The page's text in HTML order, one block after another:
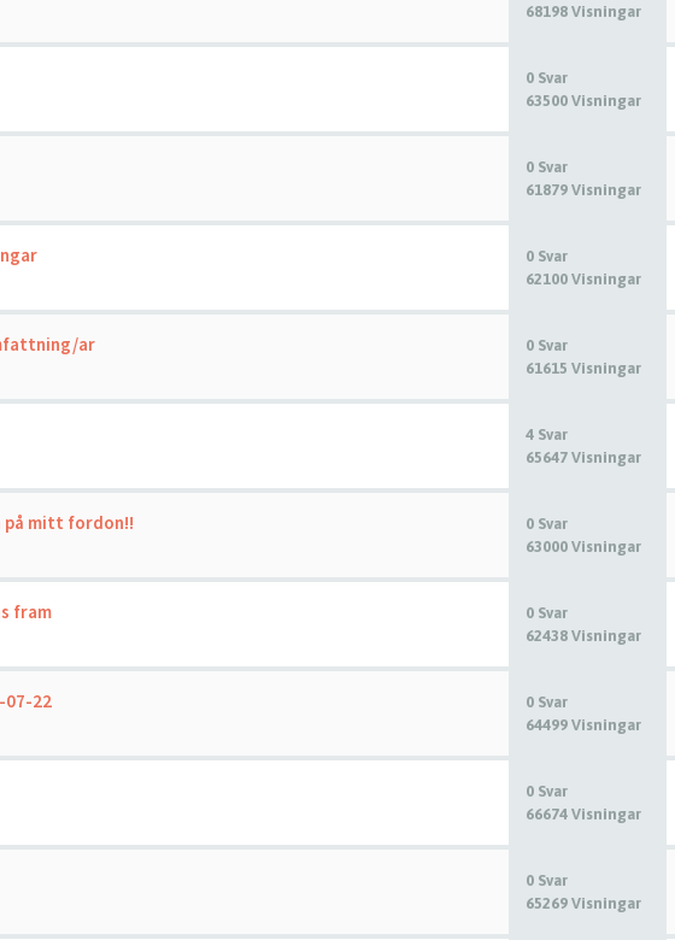
68198 Visningar
0 Svar
63500 Visningar
0 Svar
61879 Visningar
0 Svar
62100 Visningar
ar
0 Svar
61615 Visningar
4 Svar
65647 Visningar
på mitt fordon!!
0 Svar
63000 Visningar
fram
0 Svar
62438 Visningar
07-22
0 Svar
64499 Visningar
0 Svar
66674 Visningar
0 Svar
65269 Visningar